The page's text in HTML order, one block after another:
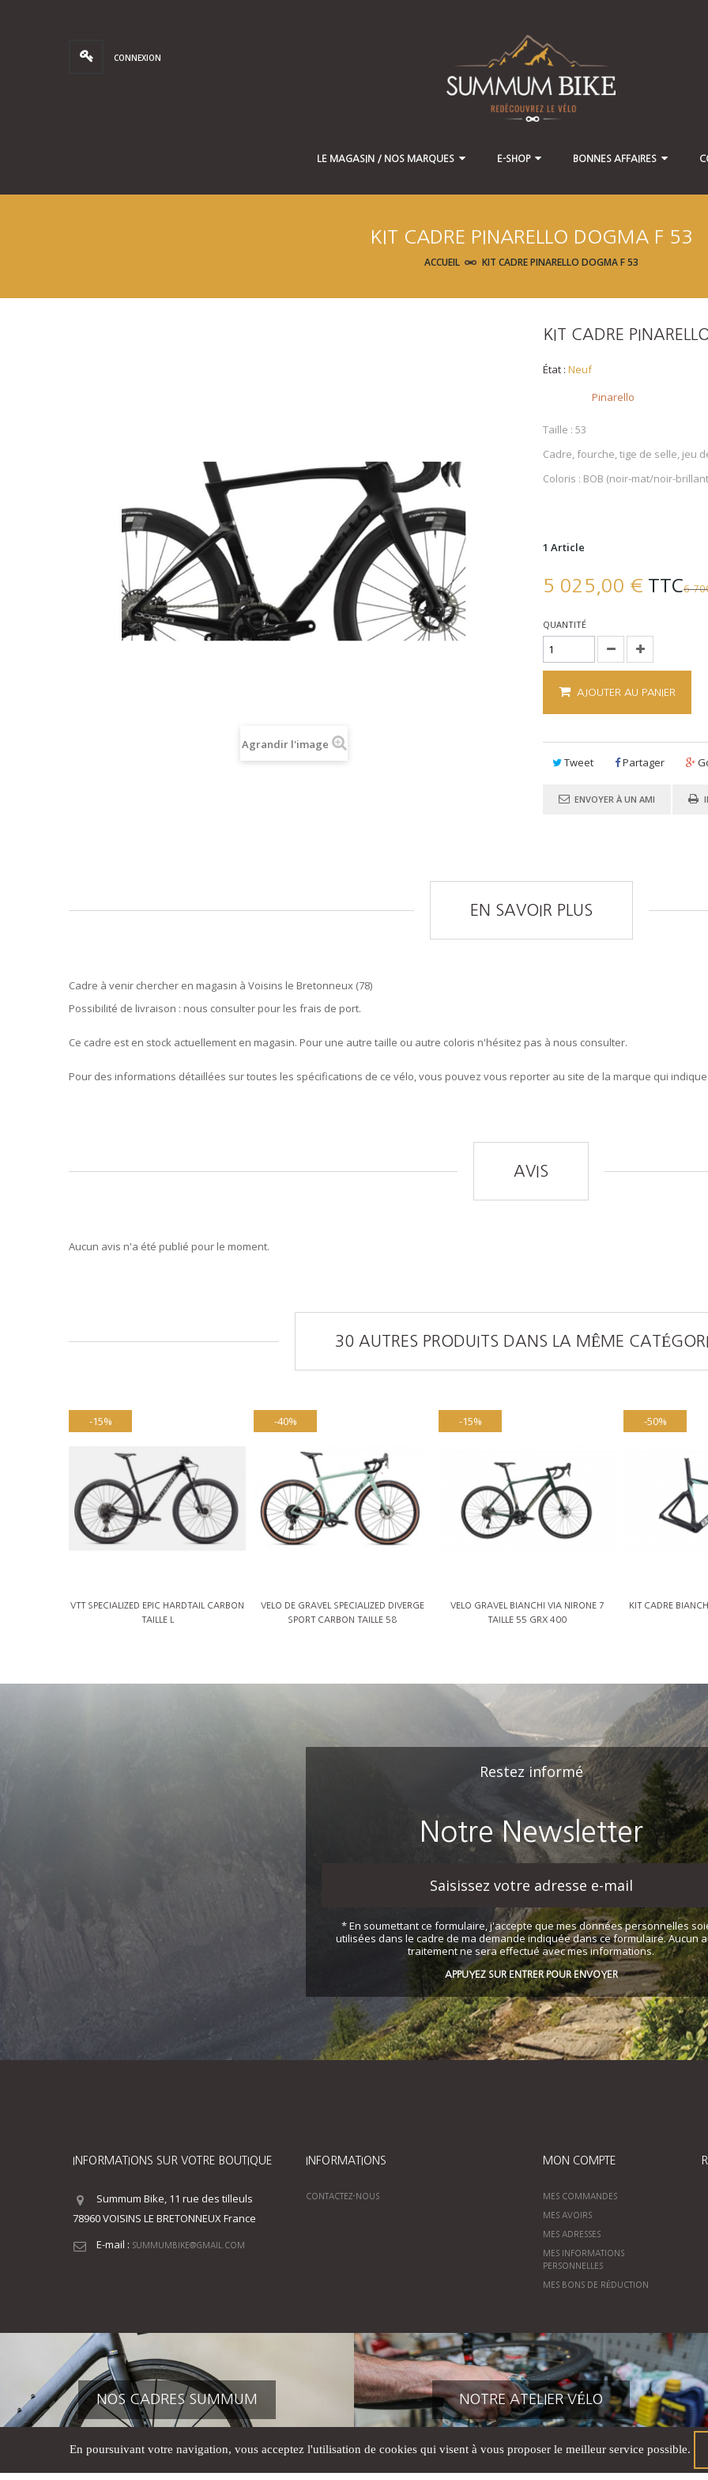
CONNEXION
LE MAGASIN / NOS MARQUES E-SHOP BONNES AFFAIRES
KIT CADRE PINARELLO DOGMA F 53
ACCUEIL KIT CADRE PINARELLO DOGMA F 53
Agrandir l'image
KIT CADRE
État : Neuf
Pinarello
Taille : 53
Cadre, fourche, tige de selle, jeu
Coloris : BOB (noir-mat/noir-
1 Article
5 025,00 € TTC6
QUANTITÉ
AJOUTER AU PANIER
Tweet Partager
ENVOYER À UN AMI
EN SAVOIR PLUS
Cadre à venir chercher en magasin à Voisins le Bretonneux (78)
Possibilité de livraison : nous consulter pour les frais de port.
Ce cadre est en stock actuellement en magasin. Pour une autre taille ou autre coloris n'hésitez pas à nous consulter.
Pour des informations détaillées sur toutes les spécifications de ce vélo, vous pouvez vous reporter au site de la marque qui
AVIS
Aucun avis n'a été publié pour le moment.
30 AUTRES PRODUITS DANS LA MÊME
-15%
VTT SPECIALIZED EPIC HARDTAIL CARBON
TAILLE L
-40%
VELO DE GRAVEL SPECIALIZED DIVERGE
SPORT CARBON TAILLE 58
-15%
VELO GRAVEL BIANCHI VIA NIRONE 7
TAILLE 55 GRX 400
-50%
KIT CADRE
Restez informé
Notre Newsletter
* En soumettant ce formulaire, j'accepte que mes données personnelles
utilisées dans le cadre de ma demande indiquée dans ce formulaire. Aucun
traitement ne sera effectué avec mes informations.
APPUYEZ SUR ENTRER POUR ENVOYER
INFORMATIONS SUR VOTRE BOUTIQUE
Summum Bike, 11 rue des tilleuls
78960 VOISINS LE BRETONNEUX France
E-mail : SUMMUMBIKE@GMAIL.COM
INFORMATIONS
CONTACTEZ-NOUS
MON COMPTE
MES COMMANDES
MES AVOIRS
MES ADRESSES
MES INFORMATIONS
PERSONNELLES
MES BONS DE RÉDUCTION
NOS CADRES SUMMUM NOTRE ATELIER VÉLO
En poursuivant votre navigation, vous acceptez l'utilisation de cookies qui visent à vous proposer le meilleur service possible.